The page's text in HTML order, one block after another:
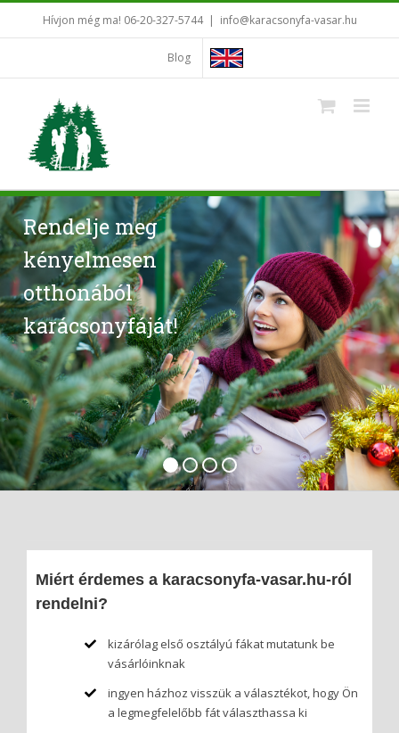
Kihagyás
Hívjon még ma! 06-20-327-5744 | info@karacsonyfa-vasar.hu
Blog
Rendelje meg
kényelmesen
otthonából
karácsonyfáját!
Miért érdemes a karacsonyfa-vasar.hu-ról
rendelni?
kizárólag első osztályú fákat mutatunk be
vásárlóinknak
ingyen házhoz visszük a választékot, hogy Ön
a legmegfelelőbb fát választhassa ki